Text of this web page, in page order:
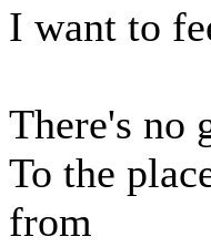
I want to
There's no
To the
from